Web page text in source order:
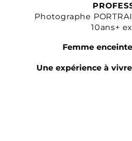
Photographe
10ans+
Femme
Une expérience à